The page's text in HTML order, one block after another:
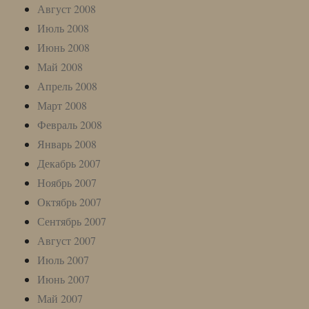
Август 2008
Июль 2008
Июнь 2008
Май 2008
Апрель 2008
Март 2008
Февраль 2008
Январь 2008
Декабрь 2007
Ноябрь 2007
Октябрь 2007
Сентябрь 2007
Август 2007
Июль 2007
Июнь 2007
Май 2007